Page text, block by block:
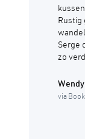
Rustig
Serge
zo
Wendy
via